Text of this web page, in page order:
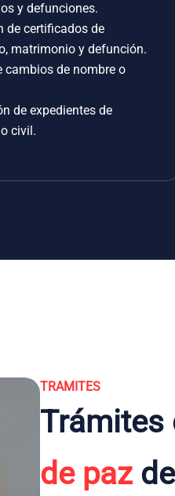
y defunciones.
de certificados de
matrimonio y defunción.
cambios de nombre o
de expedientes de
civil.
TRAMITES
Trámites
de pazde